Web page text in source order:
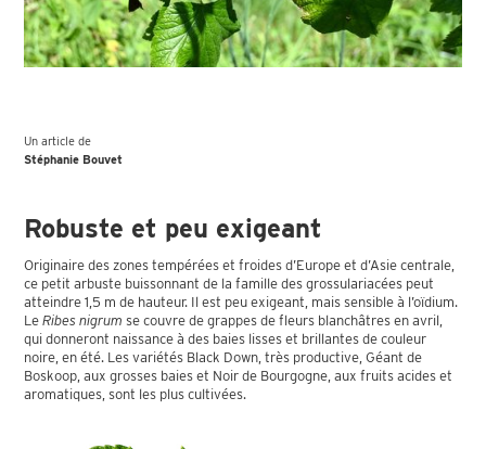
Un article de
Stéphanie Bouvet
Robuste et peu exigeant
Originaire des zones tempérées et froides d’Europe et d’Asie centrale,
ce petit arbuste buissonnant de la famille des grossulariacées peut
atteindre 1,5 m de hauteur. Il est peu exigeant, mais sensible à l’oïdium.
LeRibes nigrum se couvre de grappes de fleurs blanchâtres en avril,
qui donneront naissance à des baies lisses et brillantes de couleur
noire, en été. Les variétés Black Down, très productive, Géant de
Boskoop, aux grosses baies et Noir de Bourgogne, aux fruits acides et
aromatiques, sont les plus cultivées.